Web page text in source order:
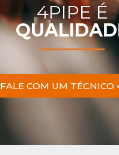
4PIPE É
FALE COM UM TÉCNICO